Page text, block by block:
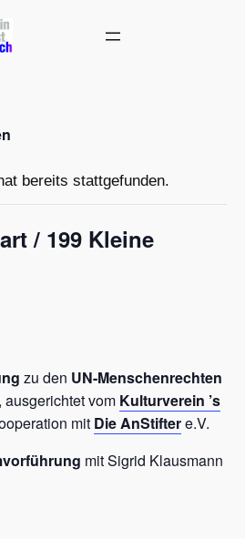
bereits stattgefunden.
/ 199 Kleine
zu den UN-Menschenrechten
, ausgerichtet vom Kulturverein ’s
mit Die AnStiftere.V.
mit Sigrid Klausmann